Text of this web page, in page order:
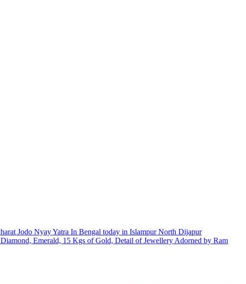
Bharat Jodo Nyay Yatra In Bengal today in Islampur North Dijapur
Diamond, Emerald, 15 Kgs of Gold, Detail of Jewellery Adorned by Ram